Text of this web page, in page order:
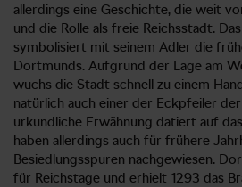
allerdings eine Geschichte, die weit
und die Rolle als freie Reichsstadt.
symbolisiert mit seinem Adler die
Dortmunds. Aufgrund der Lage am
wuchs die Stadt schnell zu einem
natürlich auch einer der Eckpfeiler
urkundliche Erwähnung datiert auf
haben allerdings auch für frühere
Besiedlungsspuren nachgewiesen.
für Reichstage und erhielt 1293 das